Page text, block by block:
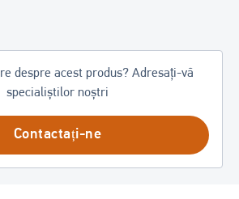
despre acest produs? Adresați-vă
specialiștilor noștri
Contactați-ne